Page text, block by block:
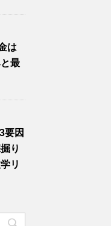
は
最
要因
り
リ